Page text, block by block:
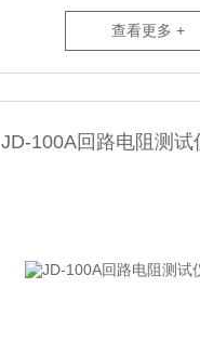
查看更多 +
JD-100A回路电阻测试